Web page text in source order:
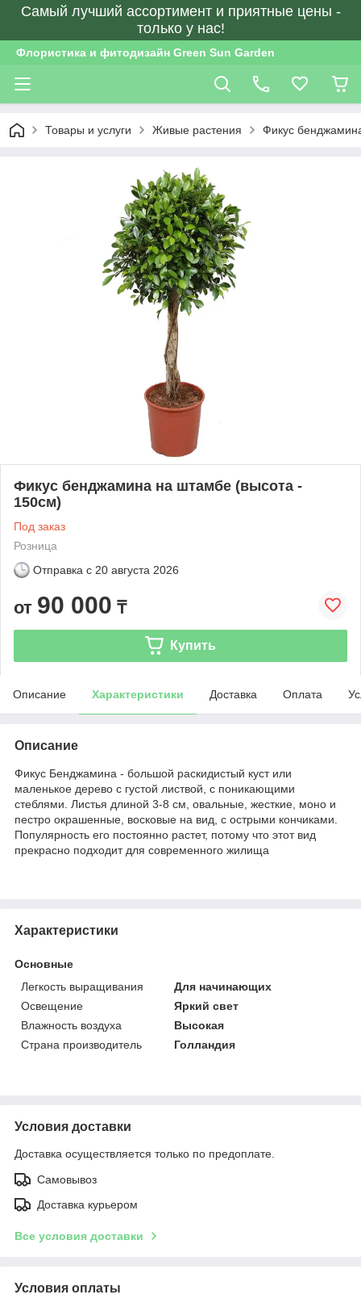
Самый лучший ассортимент и приятные цены -
только у нас!
Флористика и фитодизайн Green Sun Garden
Товары и услуги Живые растения Фикус
Фикус бенджамина на штамбе (высота -
150см)
Под заказ
Розница
Отправка с 20 августа 2026
от 90 000 ₸
Купить
Описание Характеристики Доставка Оплата
Описание
Фикус Бенджамина - большой раскидистый куст или
маленькое дерево с густой листвой, с поникающими
стеблями. Листья длиной 3-8 см, овальные, жесткие, моно и
пестро окрашенные, восковые на вид, с острыми кончиками.
Популярность его постоянно растет, потому что этот вид
прекрасно подходит для современного жилища
Характеристики
Основные
Легкость выращивания
Для начинающих
Освещение
Яркий свет
Влажность воздуха
Высокая
Страна производитель
Голландия
Условия доставки
Доставка осуществляется только по предоплате.
Самовывоз
Доставка курьером
Все условия доставки
Условия оплаты